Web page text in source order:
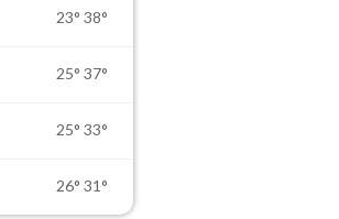
23° 38°
25° 37°
25° 33°
26° 31°